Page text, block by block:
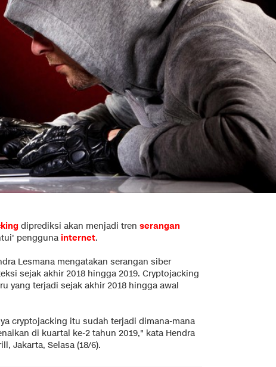
diprediksi akan menjadi tren serangan
pengguna internet.
Lesmana mengatakan serangan siber
sejak akhir 2018 hingga 2019. Cryptojacking
yang terjadi sejak akhir 2018 hingga awal
cryptojacking itu sudah terjadi dimana-mana
di kuartal ke-2 tahun 2019," kata Hendra
Jakarta, Selasa (18/6).